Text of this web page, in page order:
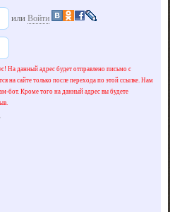
или Войти
На данный адрес будет отправлено письмо с
на сайте только после перехода по этой ссылке. Нам
бот. Кроме того на данный адрес вы будете